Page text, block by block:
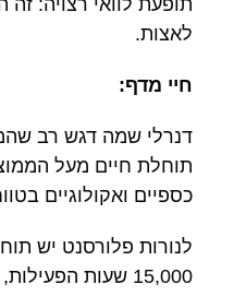
לאצות.
חיי מדף:
דנרלי שמה דגש רב
תוחלת חיים מעל
כספיים ואקולוגיים
15,000 שעות הפעילות,